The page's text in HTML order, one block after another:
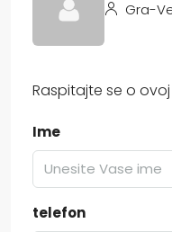
Gra-
Raspitajte se o
Ime
telefon